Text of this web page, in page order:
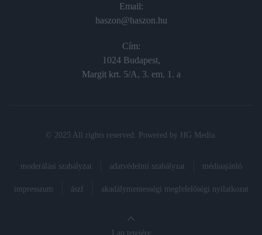
Email:
haszon@haszon.hu
Cím:
1024 Budapest,
Margit krt. 5/A, 3. em. 1. a
© 2025 All rights reserved. Powered by HG Media
moderálási szabályzat adatvédelmi szabályzat médiaajánló
impresszum ászf akadálymentességi megfelelőségi nyilatkozat
Lap tetejére